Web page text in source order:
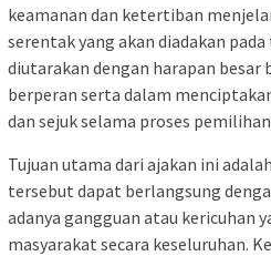
keamanan dan ketertiban
serentak yang akan diadakan
diutarakan dengan harapan besar
berperan serta dalam
dan sejuk selama proses
Tujuan utama dari ajakan ini
tersebut dapat berlangsung
adanya gangguan atau kericuhan
masyarakat secara keseluruhan.